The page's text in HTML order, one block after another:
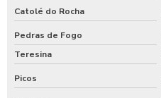
Catolé do Rocha
Pedras de Fogo
Teresina
Picos